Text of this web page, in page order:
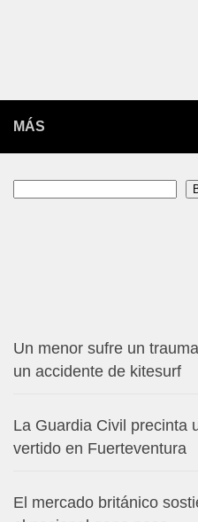
MÁS
Un menor sufre un
un accidente de kitesurf
La Guardia Civil precinta
vertido en Fuerteventura
El mercado británico